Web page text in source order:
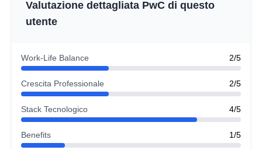
Valutazione dettagliata PwC di questo
utente
Work-Life Balance 2/5
Crescita Professionale 2/5
Stack Tecnologico 4/5
Benefits 1/5